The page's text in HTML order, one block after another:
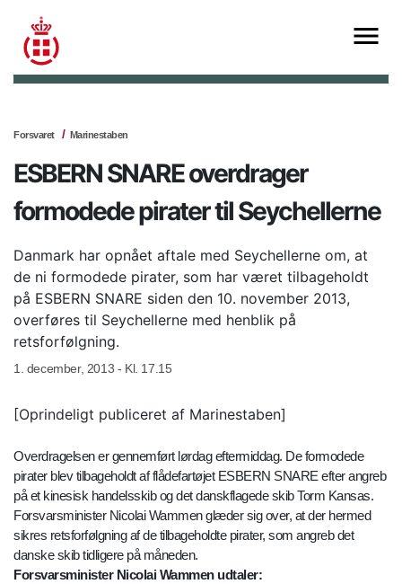
Forsvaret Marinestaben
ESBERN SNARE overdrager
formodede pirater til Seychellerne
Danmark har opnået aftale med Seychellerne om, at
de ni formodede pirater, som har været tilbageholdt
på ESBERN SNARE siden den 10. november 2013,
overføres til Seychellerne med henblik på
retsforfølgning.
1. december, 2013 - Kl. 17.15
[Oprindeligt publiceret af Marinestaben]
Overdragelsen er gennemført lørdag eftermiddag. De formodede
pirater blev tilbageholdt af flådefartøjet ESBERN SNARE efter angreb
på et kinesisk handelsskib og det danskflagede skib Torm Kansas.
Forsvarsminister Nicolai Wammen glæder sig over, at der hermed
sikres retsforfølgning af de tilbageholdte pirater, som angreb det
danske skib tidligere på måneden.
Forsvarsminister Nicolai Wammen udtaler: